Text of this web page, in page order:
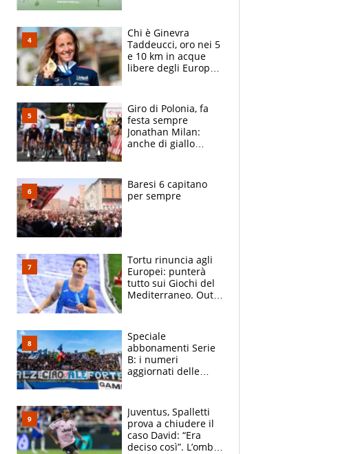
ultimatum ai
Masters 1000
Chi è Ginevra
Taddeucci, oro nei 5
e 10 km in acque
libere degli Europei
medaglia al
fidanzato
Giro di Polonia, fa
festa sempre
Jonathan Milan:
anche di giallo
Malucelli, terzo)
Baresi 6 capitano
per sempre
Tortu rinuncia agli
Europei: punterà
tutto sui Giochi del
Mediterraneo. Out
in dubbio
Speciale
abbonamenti Serie
B: i numeri
aggiornati delle
Juventus, Spalletti
prova a chiudere il
caso David: “Era
deciso così”. L’ombra